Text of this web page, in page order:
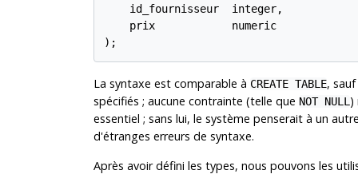
    id_fournisseur  integer,
    prix            numeric
);
La syntaxe est comparable à CREATE TABLE,
spécifiés ; aucune contrainte (telle que NOT NULL )
essentiel ; sans lui, le système penserait à un
d'étranges erreurs de syntaxe.
Après avoir défini les types, nous pouvons les